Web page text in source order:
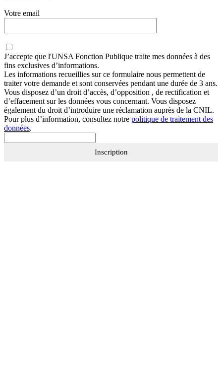
Votre email
J’accepte que l'UNSA Fonction Publique traite mes données à des
fins exclusives d’informations.
Les informations recueillies sur ce formulaire nous permettent de
traiter votre demande et sont conservées pendant une durée de 3 ans.
Vous disposez d’un droit d’accès, d’opposition , de rectification et
d’effacement sur les données vous concernant. Vous disposez
également du droit d’introduire une réclamation auprès de la CNIL.
Pour plus d’information, consultez notre politique de traitement des
données.
Inscription